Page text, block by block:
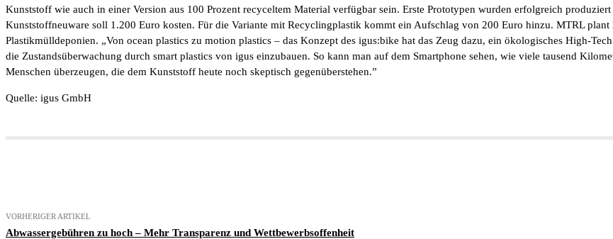
Kunststoff wie auch in einer Version aus 100 Prozent recyceltem Material verfügbar sein. Erste Prototypen wurden erfolgreich
Kunststoffneuware soll 1.200 Euro kosten. Für die Variante mit Recyclingplastik kommt ein Aufschlag von 200 Euro hinzu. MTRL
Plastikmülldeponien. „Von ocean plastics zu motion plastics – das Konzept des igus:bike hat das Zeug dazu, ein ökologisches High-
die Zustandsüberwachung durch smart plastics von igus einzubauen. So kann man auf dem Smartphone sehen, wie viele tausend
Menschen überzeugen, die dem Kunststoff heute noch skeptisch gegenüberstehen.”
Quelle: igus GmbH
VORHERIGER ARTIKEL
Abwassergebühren zu hoch – Mehr Transparenz und Wettbewerbsoffenheit